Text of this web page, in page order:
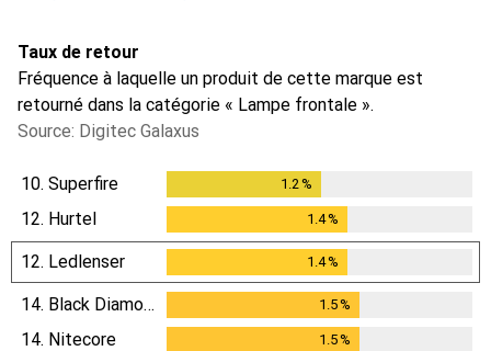
Taux de retour
Fréquence à laquelle un produit de cette marque est
retourné dans la catégorie « Lampe frontale ».
Source: Digitec Galaxus
10. Superfire 1.2 %
12. Hurtel 1.4%
12. Ledlenser 1.4%
14. Black Diamond 1.5%
14. Nitecore 1.5%